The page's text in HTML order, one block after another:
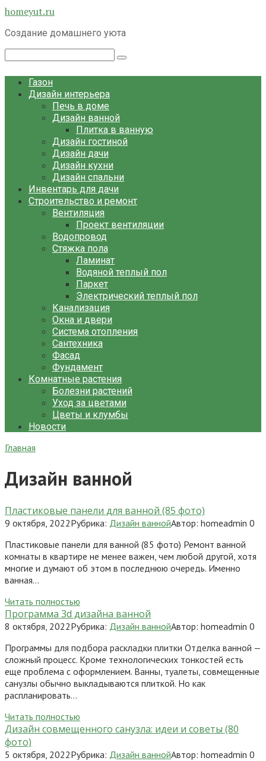
Перейти
контенту
homeyut.ru
Создание домашнего уюта
Газон
Дизайн интерьера
Печь в доме
Дизайн ванной
Плитка в ванную
Дизайн гостиной
Дизайн дачи
Дизайн кухни
Дизайн спальни
Инвентарь для дачи
Строительство и ремонт
Вентиляция
Проект вентиляции
Водопровод
Стяжка пола
Ламинат
Водяной теплый пол
Паркет
Электрический теплый пол
Канализация
Окна и двери
Система отопления
Сантехника
Фасад
Фундамент
Комнатные растения
Болезни растений
Уход за цветами
Цветы и клумбы
Новости
Главная
Дизайн ванной
Пластиковые панели для ванной (85 фото)
9 октября, 2022Рубрика: Дизайн ваннойАвтор: homeadmin 0
Пластиковые панели для ванной (85 фото) Ремонт ванной
комнаты в квартире не менее важен, чем любой другой, хотя
многие и думают об этом в последнюю очередь. Именно
ванная…
Читать полностью
Программа 3d дизайна ванной
8 октября, 2022Рубрика: Дизайн ваннойАвтор: homeadmin 0
Программы для подбора раскладки плитки Отделка ванной —
сложный процесс. Кроме технологических тонкостей есть
еще проблема с оформлением. Ванны, туалеты, совмещенные
санузлы обычно выкладываются плиткой. Но как
распланировать…
Читать полностью
Дизайн совмещенного санузла: идеи и советы (80
фото)
5 октября, 2022Рубрика: Дизайн ваннойАвтор: homeadmin 0